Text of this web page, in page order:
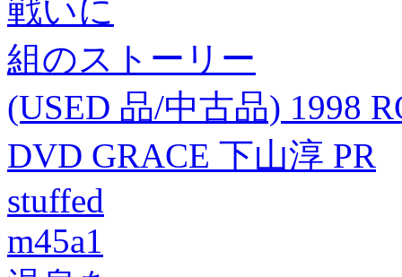
戦いに
組のストーリー
(USED 品/中古品) 1998
DVD GRACE 下山淳 PR
stuffed
m45a1